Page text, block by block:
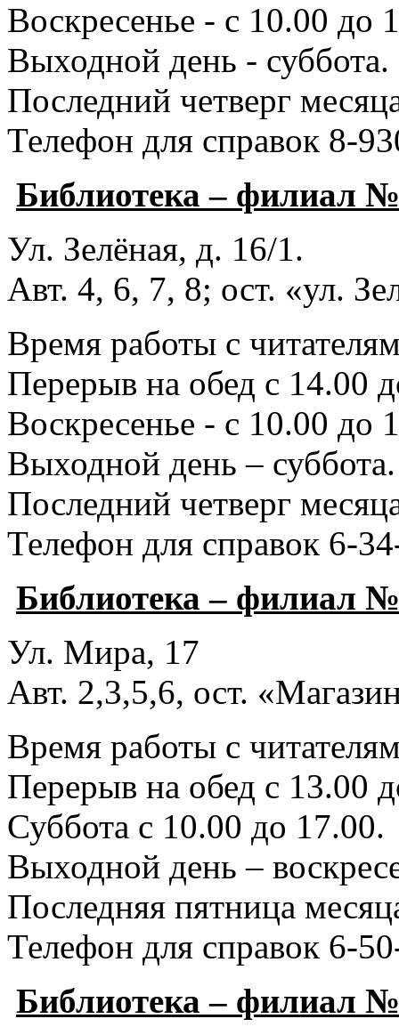
Воскресенье - с 10.00 до
Выходной день - суббота.
Последний четверг
Телефон для справок 8-
Библиотека – филиал
Ул. Зелёная, д. 16/1.
Авт. 4, 6, 7, 8; ост. «ул.
Время работы с
Перерыв на обед с 14.00
Воскресенье - с 10.00 до
Выходной день – суббота.
Последний четверг
Телефон для справок 6-
Библиотека – филиал
Ул. Мира, 17
Авт. 2,3,5,6, ост.
Время работы с
Перерыв на обед с 13.00
Суббота с 10.00 до 17.00.
Выходной день –
Последняя пятница
Телефон для справок 6-
Библиотека – филиал